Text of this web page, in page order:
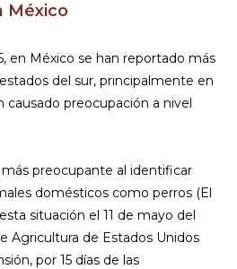
México
en México se han reportado más
del sur, principalmente en
causado preocupación a nivel
preocupante al identificar
domésticos como perros (El
situación el 11 de mayo del
Agricultura de Estados Unidos
por 15 días de las